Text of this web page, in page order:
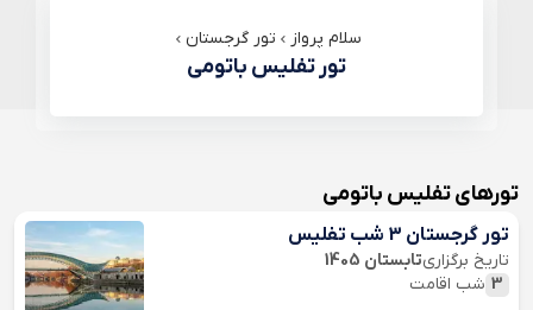
سلام پرواز تور گرجستان
تور تفلیس باتومی
تورهای تفلیس باتومی
تور گرجستان 3 شب تفلیس
تاریخ برگزاریتابستان 1405
3 شب اقامت